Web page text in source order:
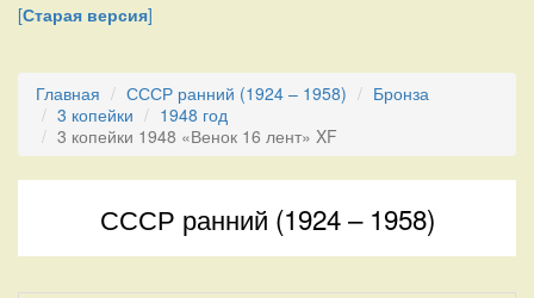
[Старая версия]
Главная СССР ранний (1924 – 1958)
Бронза
3 копейки
1948 год
3 копейки 1948 «Венок 16 лент» XF
СССР ранний (1924 – 1958)